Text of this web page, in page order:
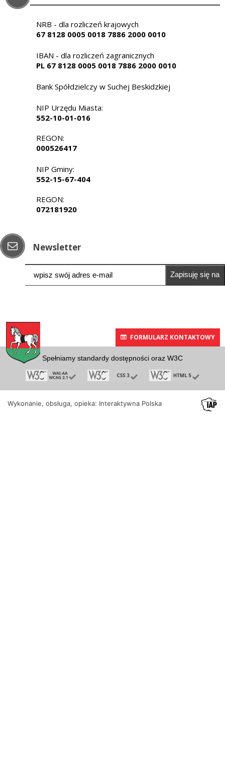
NRB - dla rozliczeń krajowych
67 8128 0005 0018 7886 2000 0010
IBAN - dla rozliczeń zagranicznych
PL 67 8128 0005 0018 7886 2000 0010
Bank Spółdzielczy w Suchej Beskidzkiej
NIP Urzędu Miasta:
552-10-01-016
REGON:
000526417
NIP Gminy:
552-15-67-404
REGON:
072181920
Newsletter
Zapisuję się na
FORMULARZ KONTAKTOWY
Spełniamy standardy dostępności oraz W3C
Wykonanie, obsługa, opieka: Interaktywna Polska